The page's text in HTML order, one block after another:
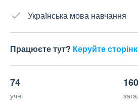
Українська мова навчання
Працюєте тут? Керуйте
74
учні
160